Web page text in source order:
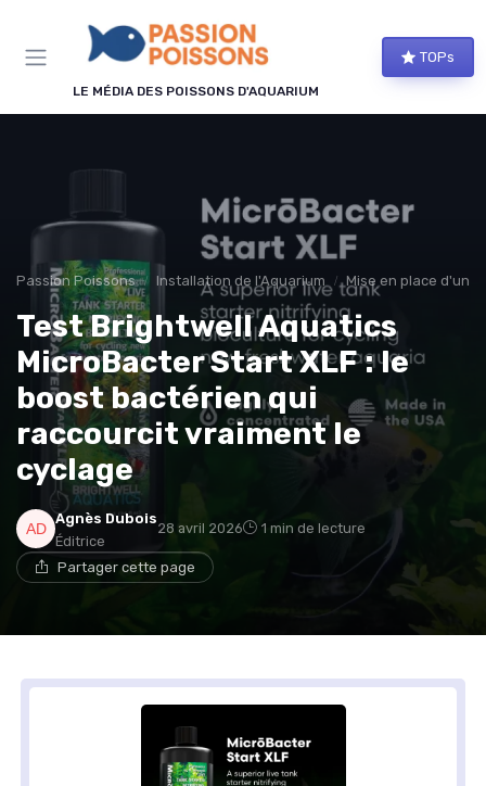
LE MÉDIA DES POISSONS D'AQUARIUM
TOPs
Passion Poissons Installation de l'Aquarium Mise en place d'un
Test Brightwell Aquatics
MicroBacter Start XLF : le
boost bactérien qui
raccourcit vraiment le
cyclage
Agnès Dubois
Éditrice
28 avril 2026 1 min de lecture
Partager cette page